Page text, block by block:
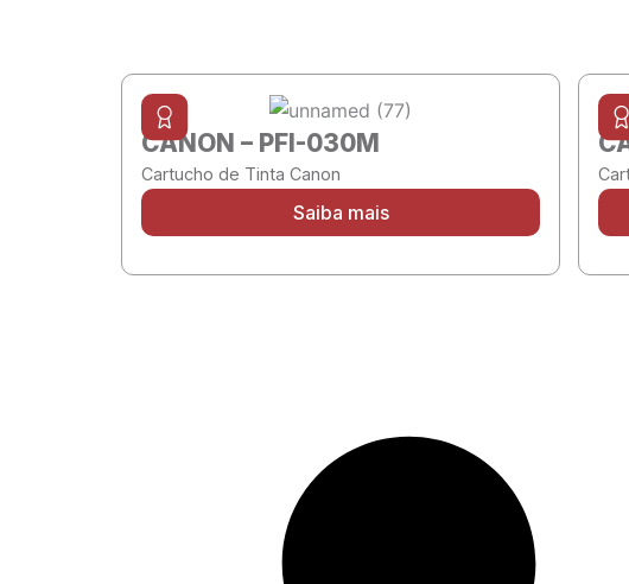
CANON – PFI-030M
Cartucho de Tinta Canon
Saiba mais